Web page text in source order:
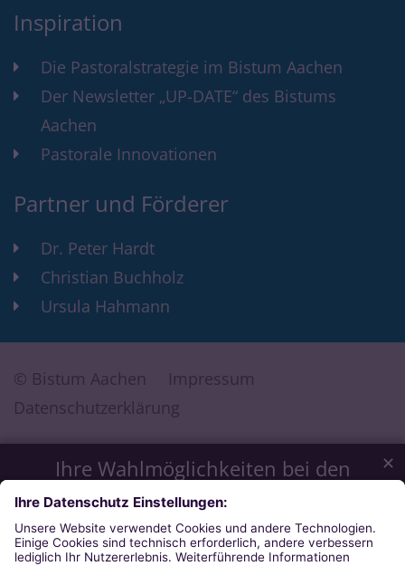
Ihre Wahlmöglichkeiten bei den
Einstellungen zum Datenschutz
Wir möchten Ihnen ein optimales Webseiten-Erlebnis bieten.
Dazu verwenden wir Cookies, die für das Funktionieren
unserer Website notwendig sind. Mit Ihrer Zustimmung
✕
Inspiration
Die Pastoralstrategie im Bistum Aachen
Der Newsletter „UP-DATE“ des Bistums
Aachen
Pastorale Innovationen
Partner und Förderer
Dr. Peter Hardt
Christian Buchholz
Ursula Hahmann
© Bistum Aachen
Impressum
Datenschutzerklärung